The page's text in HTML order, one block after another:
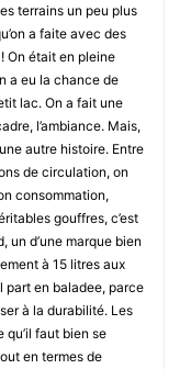
terrains un peu plus
a faite avec des
On était en pleine
a eu la chance de
lac. On a fait une
l’ambiance. Mais,
autre histoire. Entre
de circulation, on
consommation,
gouffres, c’est
un d’une marque bien
à 15 litres aux
part en baladee, parce
à la durabilité. Les
faut bien se
en termes de